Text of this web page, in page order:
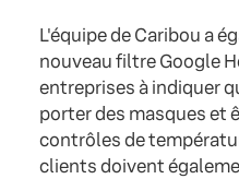
L'équipe de Caribou a
nouveau filtre Google
entreprises à indiquer
porter des masques et
contrôles de
clients doivent